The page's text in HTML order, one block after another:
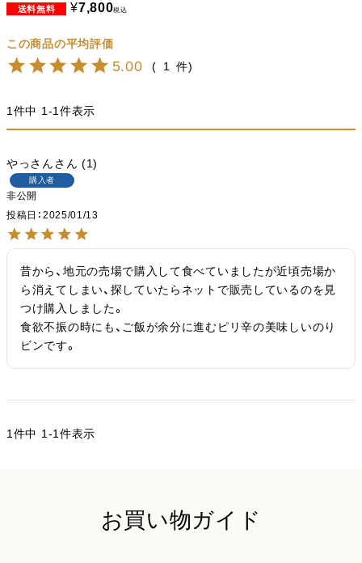
¥7,800税込
5.00 1
1件中 1-1件表示
やっさん 1
購入者
非公開
投稿日
2025/01/13
昔から、地元の売場で購入して食べていましたが近頃売場か
ら消えてしまい、探していたらネットで販売しているのを見
つけ購入しました。
食欲不振の時にも、ご飯が余分に進むピリ辛の美味しいのり
ビンです。
1件中 1-1件表示
お買い物ガイド